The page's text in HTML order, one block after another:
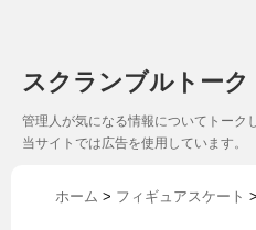
スクランブルトーク
管理人が気になる情報についてトーク
当サイトでは広告を使用しています。
ホーム > フィギュアスケート >